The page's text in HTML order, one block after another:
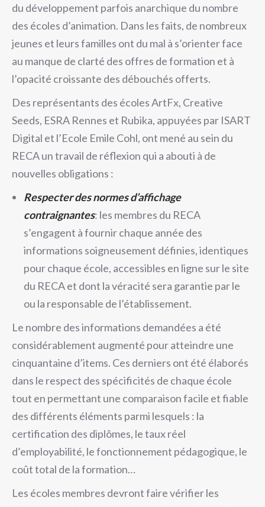
du développement parfois anarchique du nombre
des écoles d’animation. Dans les faits, de nombreux
jeunes et leurs familles ont du mal à s’orienter face
au manque de clarté des offres de formation et à
l’opacité croissante des débouchés offerts.
Des représentants des écoles ArtFx, Creative
Seeds, ESRA Rennes et Rubika, appuyées par ISART
Digital et l’Ecole Emile Cohl, ont mené au sein du
RECA un travail de réflexion qui a abouti à de
nouvelles obligations :
Respecter des normes d’affichage
contraignantes: les membres du RECA
s’engagent à fournir chaque année des
informations soigneusement définies, identiques
pour chaque école, accessibles en ligne sur le site
du RECA et dont la véracité sera garantie par le
ou la responsable de l’établissement.
Le nombre des informations demandées a été
considérablement augmenté pour atteindre une
cinquantaine d’items. Ces derniers ont été élaborés
dans le respect des spécificités de chaque école
tout en permettant une comparaison facile et fiable
des différents éléments parmi lesquels : la
certification des diplômes, le taux réel
d’employabilité, le fonctionnement pédagogique, le
coût total de la formation…
Les écoles membres devront faire vérifier les